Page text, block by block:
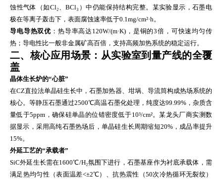
蚀性气体（如Cl₂、BCl₃）中仍能保持结构完整。某实验显示，石墨电
极在等离子轰击下，表面腐蚀速率低于0.1mg/cm²·h。
导电导热双优 ：热导率高达120W/(m·K)，是铜的3倍，可快速均匀传
热；导电性比一般非金属矿高百倍，支持高频加热系统的稳定运行。
二、核心应用场景：从实验室到量产线的全覆
盖
晶体生长炉的“心脏”
在CZ直拉法单晶硅生长中，石墨加热器、坩埚、导流筒构成热场系统的
核心。等静压石墨通过2500℃高温石墨化处理，纯度达99.99%，杂质含
量低于5ppm，确保硅单晶的位错密度低于10³/cm²。某龙头厂商实测数
据显示，采用高纯石墨热场后，单晶硅生长周期缩短20%，成品率提升
15%。
外延工艺的“承载者”
SiC外延生长需在1600℃/H₂氛围下进行，石墨基座作为衬底承载体，需
满足热均匀性（表面温差<±2℃）、抗热震性（50次冷热循环无裂纹）